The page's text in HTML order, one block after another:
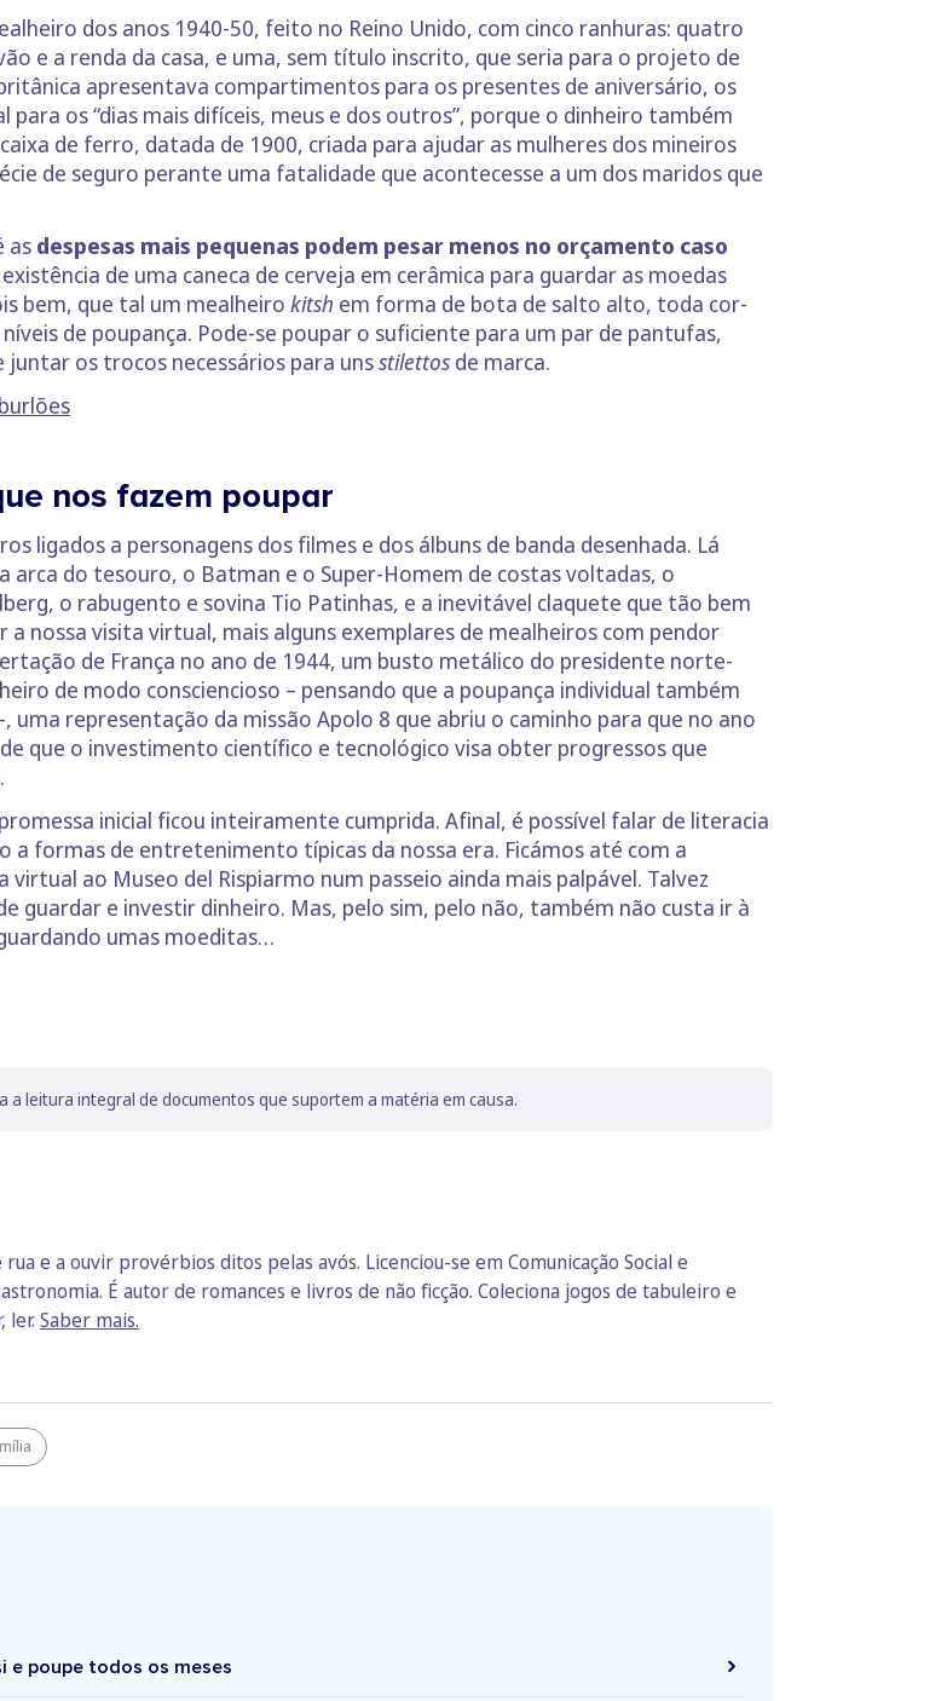
dos anos 1940-50, feito no Reino Unido, com cinco ranhuras: quatro
e a renda da casa, e uma, sem título inscrito, que seria para o projeto de
apresentava compartimentos para os presentes de aniversário, os
os “dias mais difíceis, meus e dos outros”, porque o dinheiro também
de ferro, datada de 1900, criada para ajudar as mulheres dos mineiros
de seguro perante uma fatalidade que acontecesse a um dos maridos que
as despesas mais pequenas podem pesar menos no orçamento caso
de uma caneca de cerveja em cerâmica para guardar as moedas
bem, que tal um mealheiro kitsh em forma de bota de salto alto, toda cor-
de poupança. Pode-se poupar o suficiente para um par de pantufas,
os trocos necessários para unsstilettos de marca.
nos fazem poupar
ligados a personagens dos filmes e dos álbuns de banda desenhada. Lá
do tesouro, o Batman e o Super-Homem de costas voltadas, o
o rabugento e sovina Tio Patinhas, e a inevitável claquete que tão bem
nossa visita virtual, mais alguns exemplares de mealheiros com pendor
de França no ano de 1944, um busto metálico do presidente norte-
de modo consciencioso – pensando que a poupança individual também
representação da missão Apolo 8 que abriu o caminho para que no ano
que o investimento científico e tecnológico visa obter progressos que
inicial ficou inteiramente cumprida. Afinal, é possível falar de literacia
formas de entretenimento típicas da nossa era. Ficámos até com a
ao Museo del Rispiarmo num passeio ainda mais palpável. Talvez
guardar e investir dinheiro. Mas, pelo sim, pelo não, também não custa ir à
umas moeditas…
leitura integral de documentos que suportem a matéria em causa.
e a ouvir provérbios ditos pelas avós. Licenciou-se em Comunicação Social e
É autor de romances e livros de não ficção. Coleciona jogos de tabuleiro e
ler.Saber mais.
poupe todos os meses